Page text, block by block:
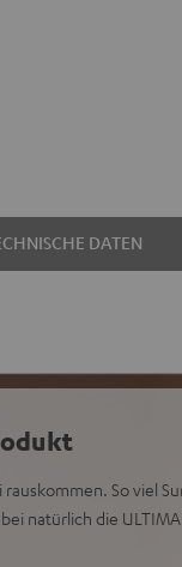
DATEN
So viel
natürlich die